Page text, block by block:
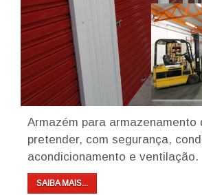
Armazém para armazenamento
pretender, com segurança,
acondicionamento e ventilação.
SAIBA MAIS...